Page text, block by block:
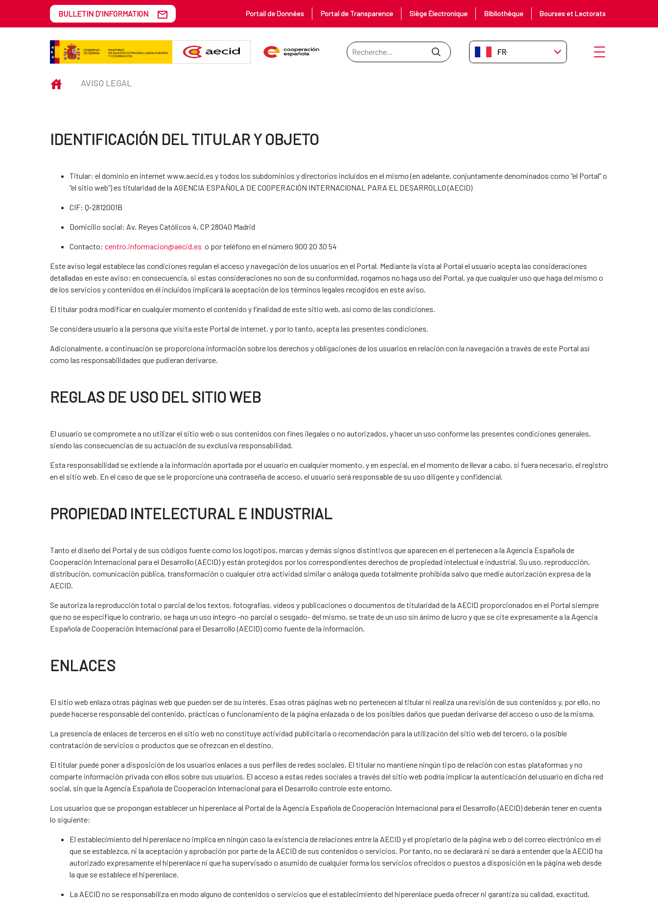
Saut au contenu principal
Aviso legal
BULLETIN D'INFORMATION Portail de Données Portal de Transparence Siège Électronique Bibliothèque Bourses et Lectorats
Barre de recherche
FR-FR Ouvrir le menu
INICIOAVISO LEGAL
IDENTIFICACIÓN DEL TITULAR Y OBJETO
Titular: el dominio en internet www.aecid.es y todos los subdominios y directorios incluidos en el mismo (en adelante, conjuntamente denominados como “el Portal” o
“el sitio web”) es titularidad de la AGENCIA ESPAÑOLA DE COOPERACIÓN INTERNACIONAL PARA EL DESARROLLO (AECID)
CIF: Q-2812001B
Domicilio social: Av. Reyes Católicos 4, CP 28040 Madrid
Contacto: centro.informacion@aecid.es o por teléfono en el número 900 20 30 54
Este aviso legal establece las condiciones regulan el acceso y navegación de los usuarios en el Portal. Mediante la vista al Portal el usuario acepta las consideraciones
detalladas en este aviso; en consecuencia, si estas consideraciones no son de su conformidad, rogamos no haga uso del Portal, ya que cualquier uso que haga del mismo o
de los servicios y contenidos en él incluidos implicará la aceptación de los términos legales recogidos en este aviso.
El titular podrá modificar en cualquier momento el contenido y finalidad de este sitio web, así como de las condiciones.
Se considera usuario a la persona que visita este Portal de internet, y por lo tanto, acepta las presentes condiciones.
Adicionalmente, a continuación se proporciona información sobre los derechos y obligaciones de los usuarios en relación con la navegación a través de este Portal así
como las responsabilidades que pudieran derivarse.
REGLAS DE USO DEL SITIO WEB
El usuario se compromete a no utilizar el sitio web o sus contenidos con fines ilegales o no autorizados, y hacer un uso conforme las presentes condiciones generales,
siendo las consecuencias de su actuación de su exclusiva responsabilidad.
Esta responsabilidad se extiende a la información aportada por el usuario en cualquier momento, y en especial, en el momento de llevar a cabo, si fuera necesario, el registro
en el sitio web. En el caso de que se le proporcione una contraseña de acceso, el usuario será responsable de su uso diligente y confidencial.
PROPIEDAD INTELECTURAL E INDUSTRIAL
Tanto el diseño del Portal y de sus códigos fuente como los logotipos, marcas y demás signos distintivos que aparecen en él pertenecen a la Agencia Española de
Cooperación Internacional para el Desarrollo (AECID) y están protegidos por los correspondientes derechos de propiedad intelectual e industrial. Su uso, reproducción,
distribución, comunicación pública, transformación o cualquier otra actividad similar o análoga queda totalmente prohibida salvo que medie autorización expresa de la
AECID.
Se autoriza la reproducción total o parcial de los textos, fotografías, vídeos y publicaciones o documentos de titularidad de la AECID proporcionados en el Portal siempre
que no se especifique lo contrario, se haga un uso íntegro -no parcial o sesgado- del mismo, se trate de un uso sin ánimo de lucro y que se cite expresamente a la Agencia
Española de Cooperación Internacional para el Desarrollo (AECID) como fuente de la información.
ENLACES
El sitio web enlaza otras páginas web que pueden ser de su interés. Esas otras páginas web no pertenecen al titular ni realiza una revisión de sus contenidos y, por ello, no
puede hacerse responsable del contenido, prácticas o funcionamiento de la página enlazada o de los posibles daños que puedan derivarse del acceso o uso de la misma.
La presencia de enlaces de terceros en el sitio web no constituye actividad publicitaria o recomendación para la utilización del sitio web del tercero, o la posible
contratación de servicios o productos que se ofrezcan en el destino.
El titular puede poner a disposición de los usuarios enlaces a sus perfiles de redes sociales. El titular no mantiene ningún tipo de relación con estas plataformas y no
comparte información privada con ellos sobre sus usuarios. El acceso a estas redes sociales a través del sitio web podría implicar la autenticación del usuario en dicha red
social, sin que la Agencia Española de Cooperación Internacional para el Desarrollo controle este entorno.
Los usuarios que se propongan establecer un hiperenlace al Portal de la Agencia Española de Cooperación Internacional para el Desarrollo (AECID) deberán tener en cuenta
lo siguiente:
El establecimiento del hiperenlace no implica en ningún caso la existencia de relaciones entre la AECID y el propietario de la página web o del correo electrónico en el
que se establezca, ni la aceptación y aprobación por parte de la AECID de sus contenidos o servicios. Por tanto, no se declarará ni se dará a entender que la AECID ha
autorizado expresamente el hiperenlace ni que ha supervisado o asumido de cualquier forma los servicios ofrecidos o puestos a disposición en la página web desde
la que se establece el hiperenlace.
La AECID no se responsabiliza en modo alguno de contenidos o servicios que el establecimiento del hiperenlace pueda ofrecer ni garantiza su calidad, exactitud,